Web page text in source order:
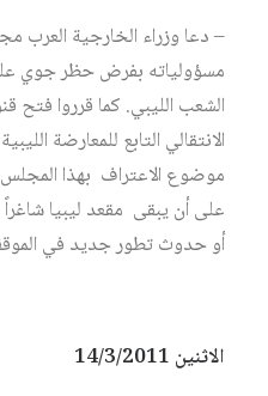
– دعا وزراء الخارجية العرب
مسؤولياته بفرض حظر جوي على
الشعب الليبي. كما قرروا فتح
الانتقالي التابع للمعارضة
موضوع الاعتراف بهذا
على أن يبقى مقعد ليبيا
أو حدوث تطور جديد في
الاثنين 14/3/2011